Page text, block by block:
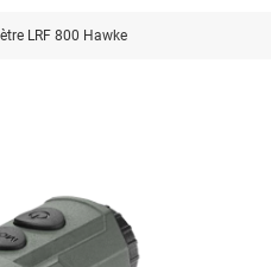
LRF 800 Hawke